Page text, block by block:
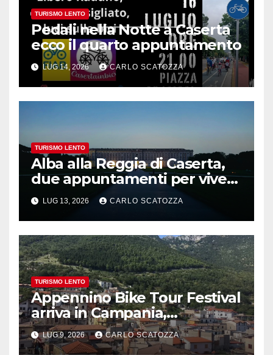
TURISMO LENTO
Pedali nella Notte a Caserta
ecco il quarto appuntamento
LUG 14, 2026 CARLO SCATOZZA
TURISMO LENTO
Alba alla Reggia di Caserta,
due appuntamenti per vivere
la magia
LUG 13, 2026 CARLO SCATOZZA
TURISMO LENTO
Appennino Bike Tour Festival
arriva in Campania,
appuntamento a Valle
Agricola
LUG 9, 2026 CARLO SCATOZZA